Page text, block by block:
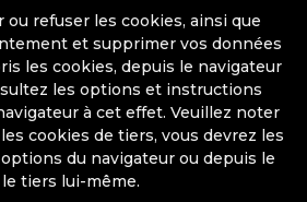
ou refuser les cookies, ainsi que
et supprimer vos données
les cookies, depuis le navigateur
les options et instructions
à cet effet. Veuillez noter
cookies de tiers, vous devrez les
du navigateur ou depuis le
tiers lui-même.